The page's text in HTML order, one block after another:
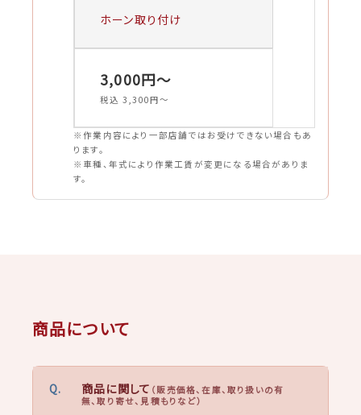
ホーン取り付け
3,000円〜
税込 3,300円〜
※作業内容により一部店舗ではお受けできない場合もあ
ります。
※車種、年式により作業工賃が変更になる場合がありま
す。
商品について
商品に関して （販売価格、在庫、取り扱いの有
無、取り寄せ、見積もりなど）